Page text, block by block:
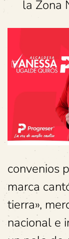
la Zona
convenios
marca
tierra»,
nacional e